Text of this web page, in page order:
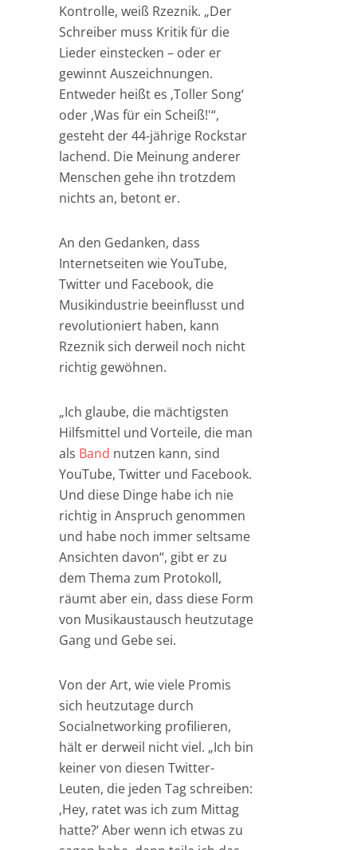
Kontrolle, weiß Rzeznik. „Der
Schreiber muss Kritik für die
Lieder einstecken – oder er
gewinnt Auszeichnungen.
Entweder heißt es ‚Toller Song‘
oder ‚Was für ein Scheiß!'“,
gesteht der 44-jährige Rockstar
lachend. Die Meinung anderer
Menschen gehe ihn trotzdem
nichts an, betont er.
An den Gedanken, dass
Internetseiten wie YouTube,
Twitter und Facebook, die
Musikindustrie beeinflusst und
revolutioniert haben, kann
Rzeznik sich derweil noch nicht
richtig gewöhnen.
„Ich glaube, die mächtigsten
Hilfsmittel und Vorteile, die man
als Band nutzen kann, sind
YouTube, Twitter und Facebook.
Und diese Dinge habe ich nie
richtig in Anspruch genommen
und habe noch immer seltsame
Ansichten davon“, gibt er zu
dem Thema zum Protokoll,
räumt aber ein, dass diese Form
von Musikaustausch heutzutage
Gang und Gebe sei.
Von der Art, wie viele Promis
sich heutzutage durch
Socialnetworking profilieren,
hält er derweil nicht viel. „Ich bin
keiner von diesen Twitter-
Leuten, die jeden Tag schreiben:
‚Hey, ratet was ich zum Mittag
hatte?‘ Aber wenn ich etwas zu